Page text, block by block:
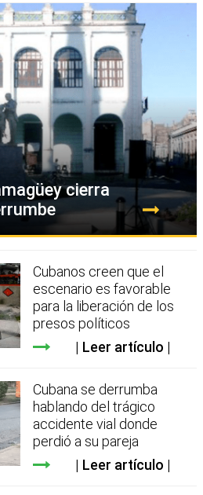
cierra
Cubanos creen que el
escenario es favorable
para la liberación de los
presos políticos
Leer artículo
Cubana se derrumba
hablando del trágico
accidente vial donde
perdió a su pareja
Leer artículo